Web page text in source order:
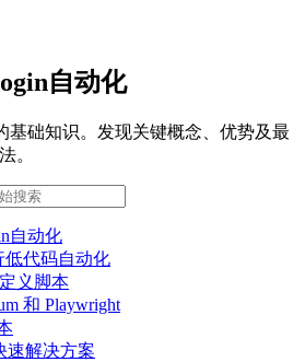
自动化
基础知识。发现关键概念、优势及最
。
自动化
低代码自动化
义脚本
和 Playwright
速解决方案